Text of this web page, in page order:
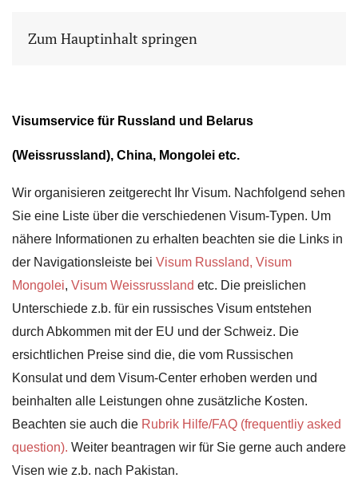
Zum Hauptinhalt springen
Visumservice für Russland und Belarus
(Weissrussland), China, Mongolei etc.
Wir organisieren zeitgerecht Ihr Visum. Nachfolgend sehen
Sie eine Liste über die verschiedenen Visum-Typen. Um
nähere Informationen zu erhalten beachten sie die Links in
der Navigationsleiste bei Visum Russland, Visum
Mongolei, Visum Weissrussland etc. Die preislichen
Unterschiede z.b. für ein russisches Visum entstehen
durch Abkommen mit der EU und der Schweiz. Die
ersichtlichen Preise sind die, die vom Russischen
Konsulat und dem Visum-Center erhoben werden und
beinhalten alle Leistungen ohne zusätzliche Kosten.
Beachten sie auch die Rubrik Hilfe/FAQ (frequentliy asked
question). Weiter beantragen wir für Sie gerne auch andere
Visen wie z.b. nach Pakistan.